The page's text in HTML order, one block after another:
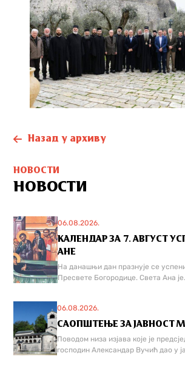
Назад у архиву
НОВОСТИ
НОВОСТИ
06.08.2026.
КАЛЕНДАР ЗА 7. АВГУСТ
АНЕ
На данашњи дан празнује се
Пресвете Богородице. Света Ана
06.08.2026.
САОПШТЕЊЕ ЗА ЈАВНОСТ
Поводом низа изјава које је
господин Александар Вучић дао у